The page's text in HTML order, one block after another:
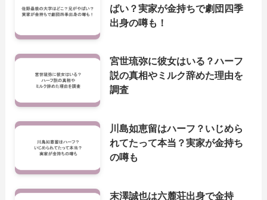
ばい？実家が金持ちで劇団四季
出身の噂も！
宮世琉弥に彼女はいる？ハーフ
説の真相やミルク辞めた理由を
調査
川島如恵留はハーフ？いじめら
れてたって本当？実家が金持ち
の噂も
末澤誠也は六麓荘出身で金持